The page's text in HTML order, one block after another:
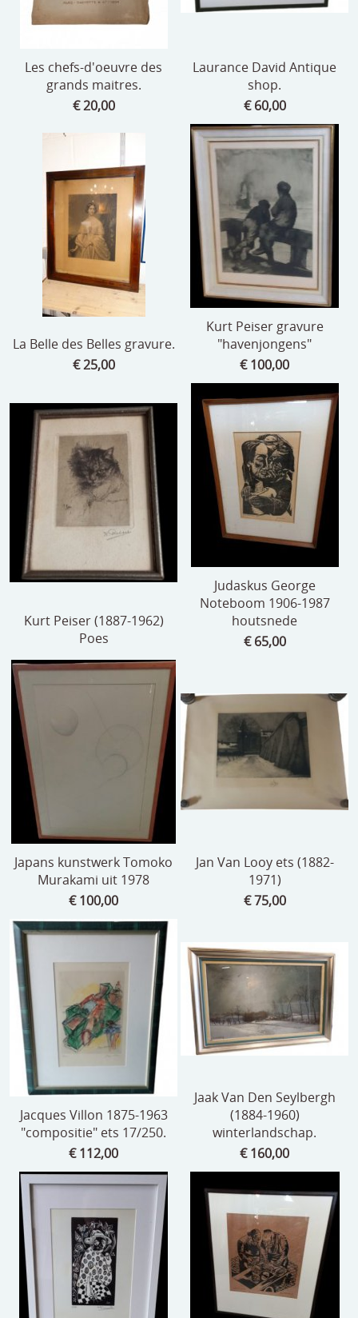
tapijten
geschenkcheques
Les chefs-d'oeuvre des
grands maitres.
€ 20,00
Laurance David Antique
shop.
€ 60,00
La Belle des Belles gravure.
€ 25,00
Kurt Peiser gravure
"havenjongens"
€ 100,00
Kurt Peiser (1887-1962)
Poes
Judaskus George
Noteboom 1906-1987
houtsnede
€ 65,00
Japans kunstwerk Tomoko
Murakami uit 1978
€ 100,00
Jan Van Looy ets (1882-
1971)
€ 75,00
Jacques Villon 1875-1963
"compositie" ets 17/250.
€ 112,00
Jaak Van Den Seylbergh
(1884-1960)
winterlandschap.
€ 160,00